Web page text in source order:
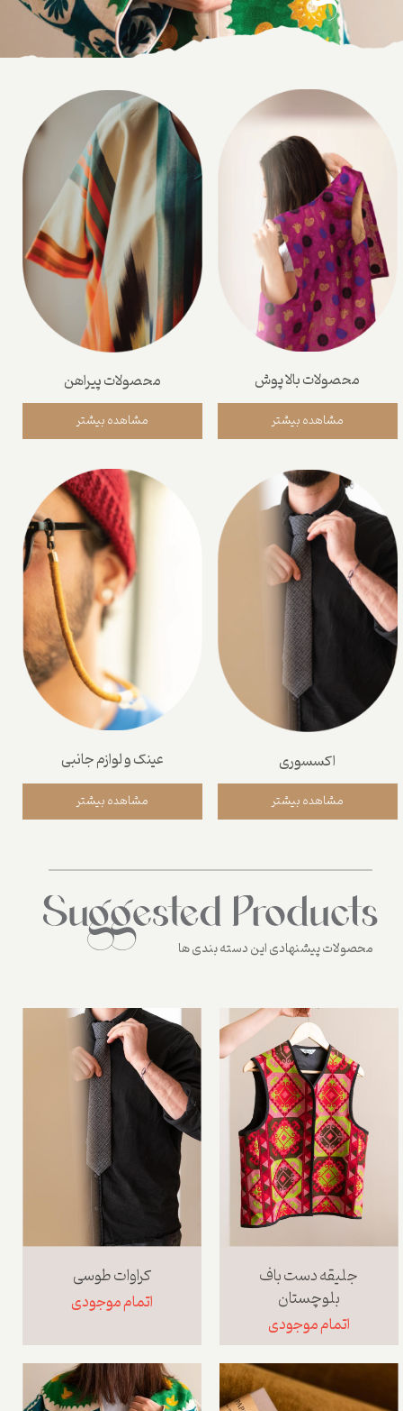
مشاهده بیشتر
عینک و لوازم جانبی
مشاهده بیشتر
اکسسوری
مشاهده بیشتر
محصولات پیراهن
مشاهده بیشتر
محصولات بالا پوش
محصولات پیشنهادی این دسته بندی ها
جلیقه دست باف
بلوچستان
اتمام موجودی
کراوات طوسی
اتمام موجودی